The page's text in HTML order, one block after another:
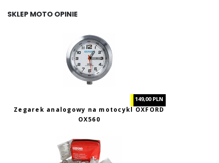
SKLEP MOTO OPINIE
149,00 PLN
Zegarek analogowy na motocykl OXFORD
OX560